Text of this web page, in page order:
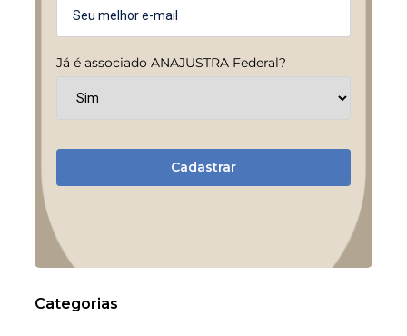
Já é associado ANAJUSTRA Federal?
Cadastrar
Categorias